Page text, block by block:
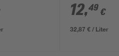
12,49 €
32,87 € / Liter